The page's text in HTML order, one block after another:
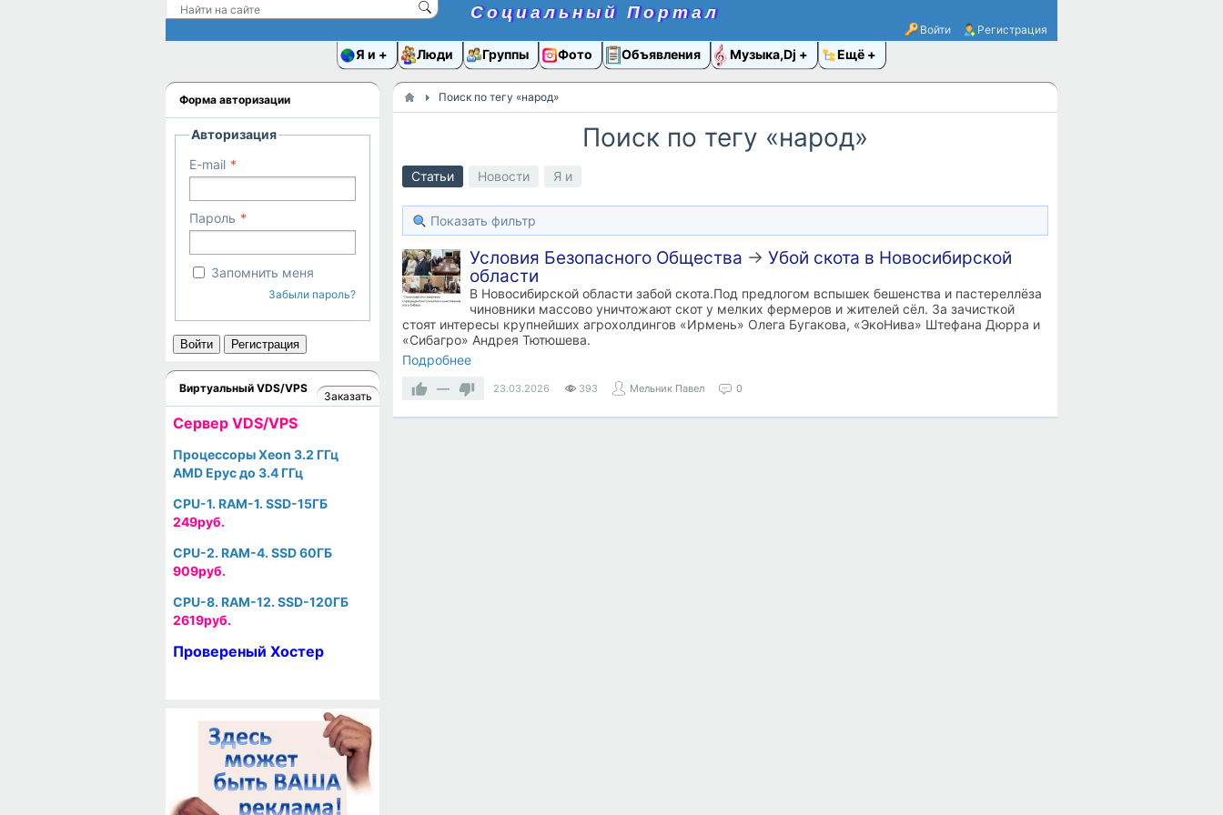
Социальный Портал
Войти Регистрация
Я и Люди Группы Фото Объявления Музыка,Dj Ещё
Поиск по тегу «народ»
Поиск по тегу «народ»
Статьи Новости Я и
Показать фильтр
Условия Безопасного Общества → Убой скота в ​Новосибирской
области
В Новосибирской области забой скота.Под предлогом вспышек бешенства и пастереллёза
чиновники массово уничтожают скот у мелких фермеров и жителей сёл. За зачисткой
стоят интересы крупнейших агрохолдингов «Ирмень» Олега Бугакова, «ЭкоНива» Штефана Дюрра и
«Сибагро» Андрея Тютюшева.
Подробнее
—
23.03.2026 393 Мельник Павел 0
Форма авторизации
Авторизация
E-mail
Пароль
Запомнить меня
Забыли пароль?
Войти Регистрация
Виртуальный VDS/VPS
Заказать
Cервер VDS/VPS
Процессоры Xeon 3.2 ГГц
AMD Epyc до 3.4 ГГц
CPU-1. RAM-1. SSD-15ГБ
249руб.
CPU-2. RAM-4. SSD 60ГБ
909руб.
CPU-8. RAM-12. SSD-120ГБ
2619руб.
Провереный Хостер